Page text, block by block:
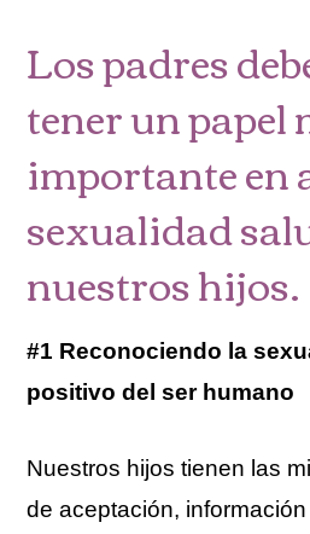
Los padres
tener un papel
importante en
sexualidad
nuestros hijos.
#1 Reconociendo la
positivo del ser humano
Nuestros hijos tienen las
de aceptación,